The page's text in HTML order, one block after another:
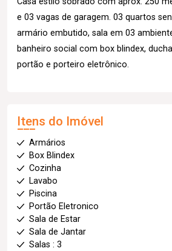
e 03 vagas de garagem. 03 quartos
armário embutido, sala em 03
banheiro social com box blindex,
portão e porteiro eletrônico.
Itens do Imóvel
Armários
Box Blindex
Cozinha
Lavabo
Piscina
Portão Eletronico
Sala de Estar
Sala de Jantar
Salas : 3